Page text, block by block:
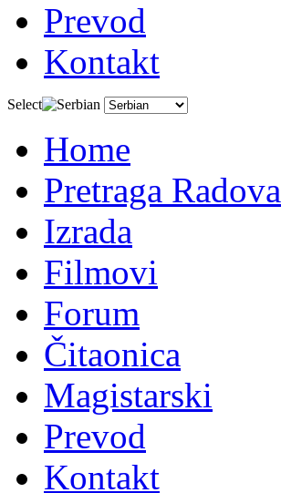
Prevod
Kontakt
Select
Home
Pretraga Radova
Izrada
Filmovi
Forum
Čitaonica
Magistarski
Prevod
Kontakt